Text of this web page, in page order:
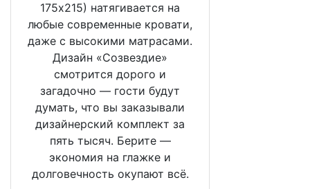
175х215) натягивается на
любые современные кровати,
даже с высокими матрасами.
Дизайн «Созвездие»
смотрится дорого и
загадочно — гости будут
думать, что вы заказывали
дизайнерский комплект за
пять тысяч. Берите —
экономия на глажке и
долговечность окупают всё.